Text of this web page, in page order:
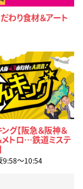
わり食材＆アート
グ【阪急＆阪神＆
メトロ…鉄道ミステ
9:58〜10:54